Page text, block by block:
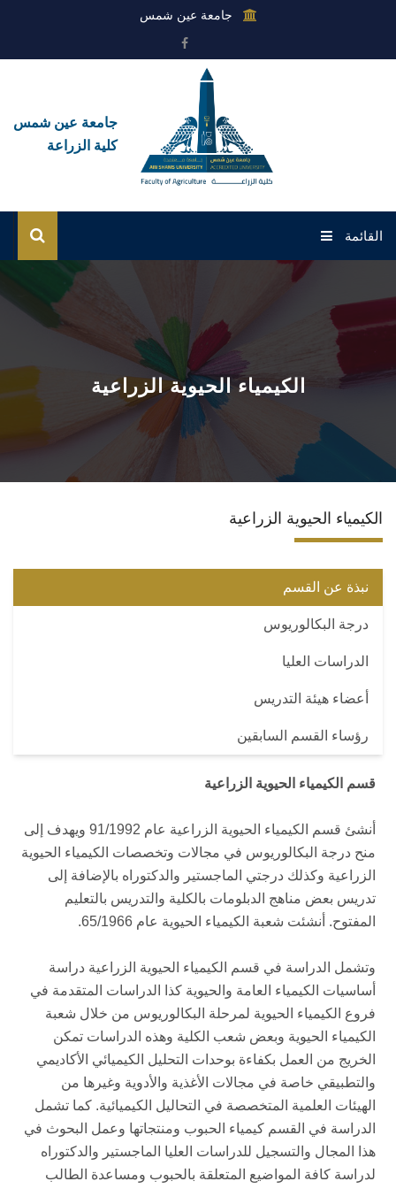
جامعة عين شمس
جامعة عين شمس
كلية الزراعة
القائمة
عن الكلية
القطاعات
المراكز والوحدات
الكيمياء الحيوية الزراعية
الكيمياء الحيوية الزراعية
نبذة عن القسم
درجة البكالوريوس
الدراسات العليا
أعضاء هيئة التدريس
رؤساء القسم السابقين
قسم الكيمياء الحيوية الزراعية
أنشئ قسم الكيمياء الحيوية الزراعية عام 91/1992 ويهدف إلى
منح درجة البكالوريوس في مجالات وتخصصات الكيمياء الحيوية
الزراعية وكذلك درجتي الماجستير والدكتوراه بالإضافة إلى
تدريس بعض مناهج الدبلومات بالكلية والتدريس بالتعليم
المفتوح. أنشئت شعبة الكيمياء الحيوية عام 65/1966.
وتشمل الدراسة في قسم الكيمياء الحيوية الزراعية دراسة
أساسيات الكيمياء العامة والحيوية كذا الدراسات المتقدمة في
فروع الكيمياء الحيوية لمرحلة البكالوريوس من خلال شعبة
الكيمياء الحيوية وبعض شعب الكلية وهذه الدراسات تمكن
الخريج من العمل بكفاءة بوحدات التحليل الكيميائي الأكاديمي
والتطبيقي خاصة في مجالات الأغذية والأدوية وغيرها من
الهيئات العلمية المتخصصة في التحاليل الكيميائية. كما تشمل
الدراسة في القسم كيمياء الحبوب ومنتجاتها وعمل البحوث في
هذا المجال والتسجيل للدراسات العليا الماجستير والدكتوراه
لدراسة كافة المواضيع المتعلقة بالحبوب ومساعدة الطالب